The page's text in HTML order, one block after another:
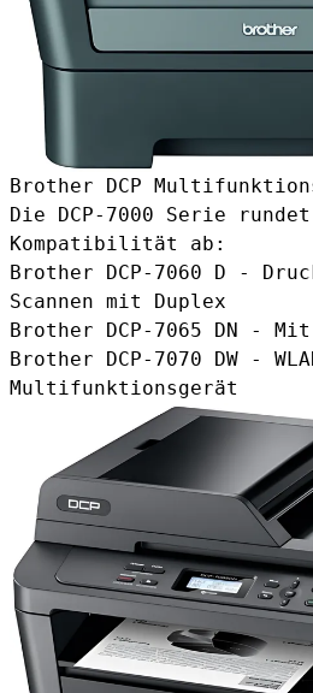
Brother DCP
Die DCP-7000 Serie
Kompatibilität ab:
Brother DCP-7060 D -
Scannen mit Duplex
Brother DCP-7065 DN -
Brother DCP-7070 DW -
Multifunktionsgerät